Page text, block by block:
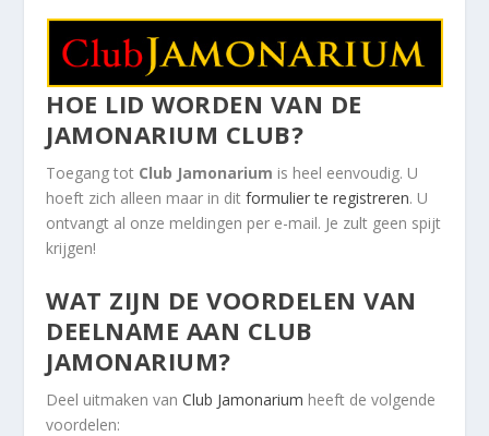
HOE LID WORDEN VAN DE
JAMONARIUM CLUB?
Toegang tot Club Jamonarium is heel eenvoudig. U
hoeft zich alleen maar in ditformulier te registreren. U
ontvangt al onze meldingen per e-mail. Je zult geen spijt
krijgen!
WAT ZIJN DE VOORDELEN VAN
DEELNAME AAN CLUB
JAMONARIUM?
Deel uitmaken vanClub Jamonarium heeft de volgende
voordelen: